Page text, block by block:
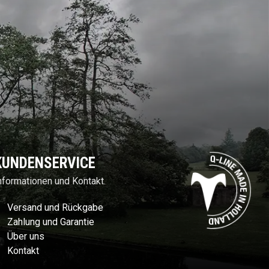
und Kontakt.
Versand und Rückgabe
Zahlung und Garantie
Über uns
Kontakt